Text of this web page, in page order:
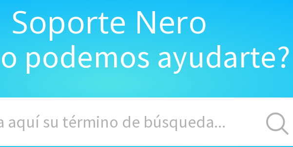
Soporte Nero
podemos ayudarte?